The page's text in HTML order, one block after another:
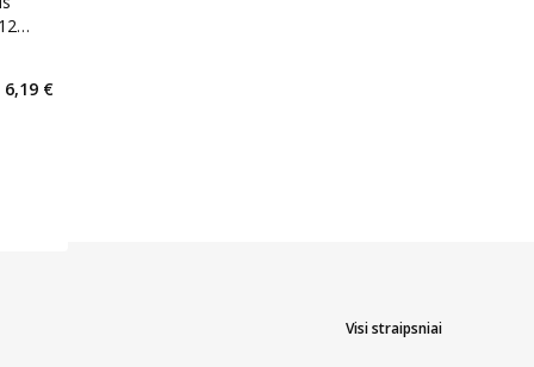
nuolaida
6,19 €
Visi straipsniai